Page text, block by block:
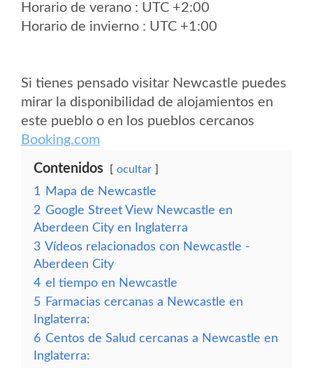
Horario de verano : UTC +2:00
Horario de invierno : UTC +1:00
Si tienes pensado visitar Newcastle puedes
mirar la disponibilidad de alojamientos en
este pueblo o en los pueblos cercanos
Booking.com
Contenidos ocultar
1
Mapa de Newcastle
2 Google Street View Newcastle en
Aberdeen City en Inglaterra
3 Vídeos relacionados con Newcastle -
Aberdeen City
4 el tiempo en Newcastle
5 Farmacias cercanas a Newcastle en
Inglaterra:
6 Centos de Salud cercanas a Newcastle en
Inglaterra: